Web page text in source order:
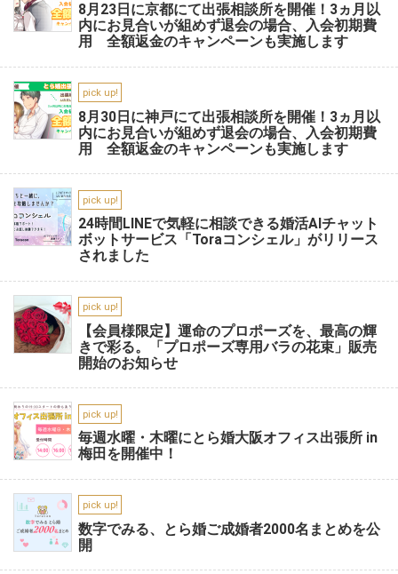
8月23日に京都にて出張相談所を開催！3ヵ月以
内にお見合いが組めず退会の場合、入会初期費
用 全額返金のキャンペーンも実施します
pick up!
8月30日に神戸にて出張相談所を開催！3ヵ月以
内にお見合いが組めず退会の場合、入会初期費
用 全額返金のキャンペーンも実施します
pick up!
24時間LINEで気軽に相談できる婚活AIチャット
ボットサービス「Toraコンシェル」がリリース
されました
pick up!
【会員様限定】運命のプロポーズを、最高の輝
きで彩る。「プロポーズ専用バラの花束」販売
開始のお知らせ
pick up!
毎週水曜・木曜にとら婚大阪オフィス出張所 in
梅田を開催中！
pick up!
数字でみる、とら婚ご成婚者2000名まとめを公
開